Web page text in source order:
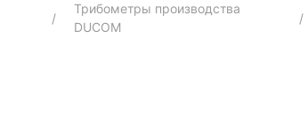
Трибометры производства
DUCOM